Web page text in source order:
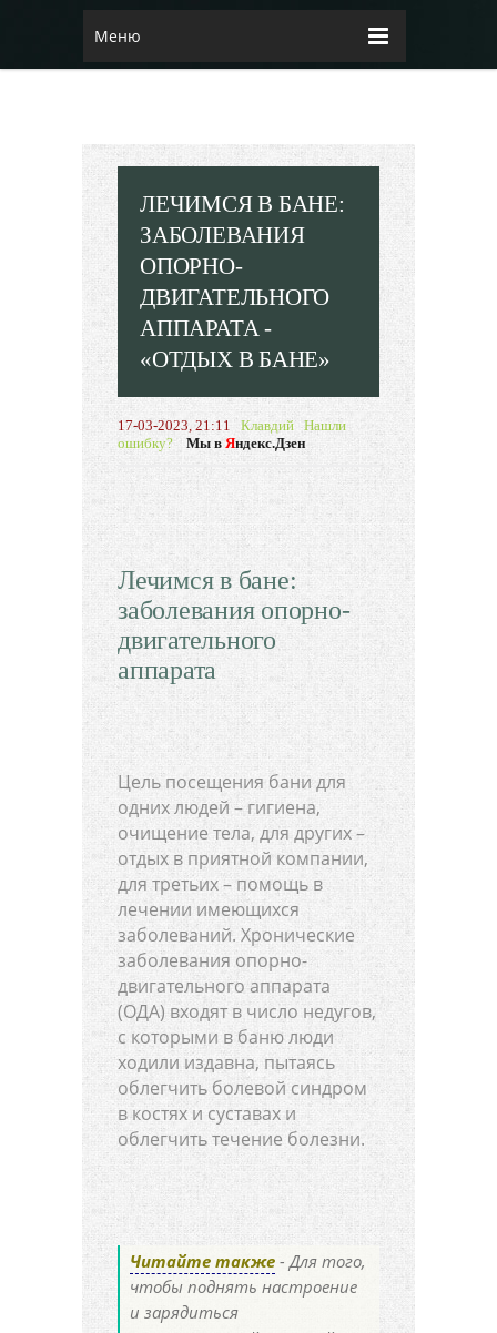
Меню
ЛЕЧИМСЯ В БАНЕ:
ЗАБОЛЕВАНИЯ
ОПОРНО-
ДВИГАТЕЛЬНОГО
АППАРАТА -
«ОТДЫХ В БАНЕ»
17-03-2023, 21:11 Клавдий Нашли
ошибку?
Мы в Яндекс.Дзен
Лечимся в бане:
заболевания опорно-
двигательного
аппарата
Цель посещения бани для
одних людей – гигиена,
очищение тела, для других –
отдых в приятной компании,
для третьих – помощь в
лечении имеющихся
заболеваний. Хронические
заболевания опорно-
двигательного аппарата
(ОДА) входят в число недугов,
с которыми в баню люди
ходили издавна, пытаясь
облегчить болевой синдром
в костях и суставах и
облегчить течение болезни.
Читайте также- Для того,
чтобы поднять настроение
и зарядиться